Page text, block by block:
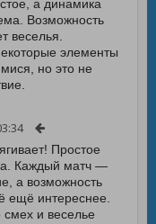
а динамика
Возможность
веселья.
элементы
но это не
Простое
Каждый матч —
а возможность
ещё интереснее.
и веселье